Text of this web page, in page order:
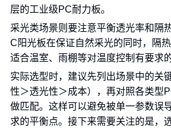
层的工业级PC耐力板。
采光类场景则要注意平衡透光率和隔
C阳光板在保证自然采光的同时，隔
适合温室、雨棚等对温度控制有要求
实际选型时，建议先列出场景中的关
性＞透光性＞成本），再对照各类型
做匹配。这样可以避免被单一参数误
求的平衡点。接下来需要关注的是，